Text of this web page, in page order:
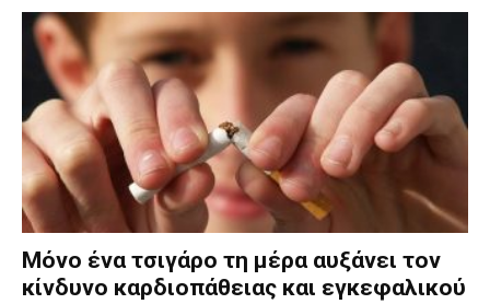
Μόνο ένα τσιγάρο τη μέρα αυξάνει τον
κίνδυνο καρδιοπάθειας και εγκεφαλικού